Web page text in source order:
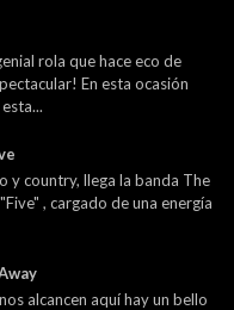
rola que hace eco de
En esta ocasión
y country, llega la banda The
, cargado de una energía
alcancen aquí hay un bello